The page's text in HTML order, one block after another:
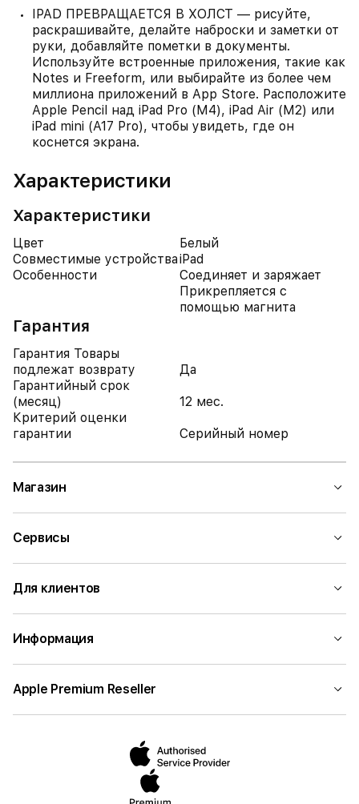
IPAD ПРЕВРАЩАЕТСЯ В ХОЛСТ — рисуйте,
раскрашивайте, делайте наброски и заметки от
руки, добавляйте пометки в документы.
Используйте встроенные приложения, такие как
Notes и Freeform, или выбирайте из более чем
миллиона приложений в App Store. Расположите
Apple Pencil над iPad Pro (M4), iPad Air (M2) или
iPad mini (A17 Pro), чтобы увидеть, где он
коснется экрана.
Характеристики
Характеристики
Цвет
Белый
Совместимые устройстваiPad
Особенности
Соединяет и заряжает
Прикрепляется с
помощью магнита
Гарантия
Гарантия Товары
подлежат возврату
Да
Гарантийный срок
(месяц)
12 мес.
Критерий оценки
гарантии
Серийный номер
Магазин
Сервисы
Для клиентов
Информация
Apple Premium Reseller